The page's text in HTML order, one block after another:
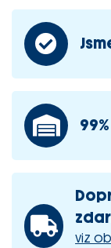
viz